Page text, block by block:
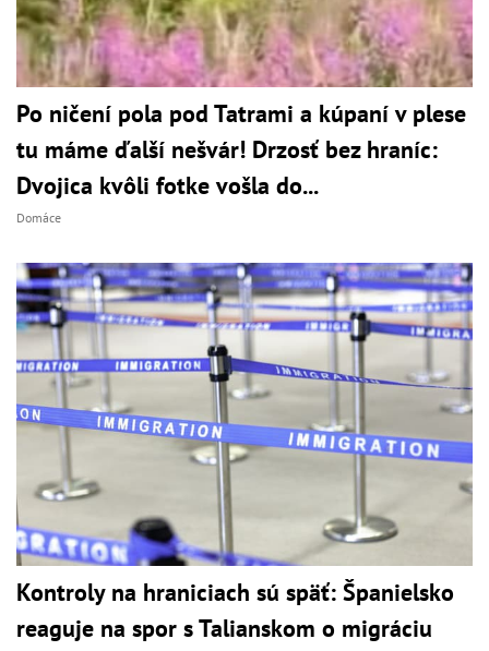
Po ničení pola pod Tatrami a kúpaní v plese
tu máme ďalší nešvár! Drzosť bez hraníc:
Dvojica kvôli fotke vošla do...
Domáce
Kontroly na hraniciach sú späť: Španielsko
reaguje na spor s Talianskom o migráciu